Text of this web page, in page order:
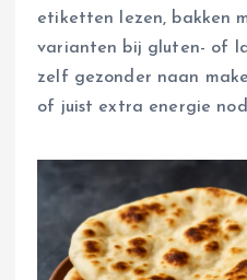
etiketten lezen, bakken
varianten bij gluten- of
zelf gezonder naan
of juist extra energie